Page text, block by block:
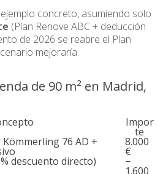
concreto, asumiendo solo
(Plan Renove ABC + deducción
de 2026 se reabre el Plan
mejoraría.
de 90 m² en Madrid,
Impor
te
76 AD + 8.000
€
descuento directo) −
1.600